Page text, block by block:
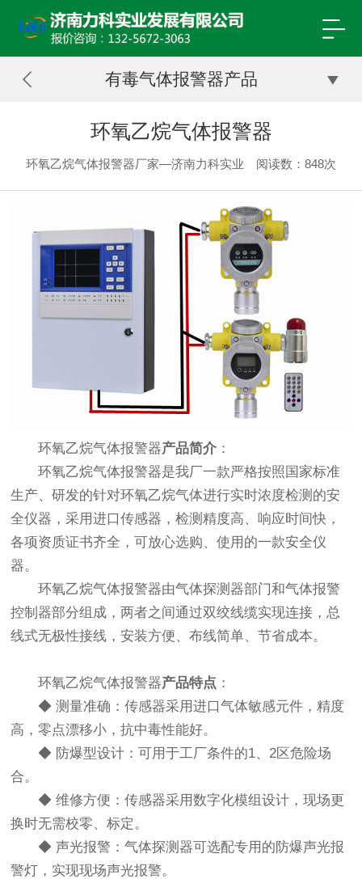
有毒气体报警器产品
环氧乙烷气体报警器
环氧乙烷气体报警器厂家—济南力科实业 阅读数： 848次
环氧乙烷气体报警器产品简介 ：
环氧乙烷气体报警器是我厂一款严格按照国家标准
生产、研发的针对环氧乙烷气体进行实时浓度检测的安
全仪器，采用进口传感器，检测精度高、响应时间快，
各项资质证书齐全，可放心选购、使用的一款安全仪
器。
环氧乙烷气体报警器由气体探测器部门和气体报警
控制器部分组成，两者之间通过双绞线缆实现连接，总
线式无极性接线，安装方便、布线简单、节省成本。
环氧乙烷气体报警器产品特点 ：
◆ 测量准确：传感器采用进口气体敏感元件，精度
高，零点漂移小，抗中毒性能好。
◆ 防爆型设计：可用于工厂条件的1、2区危险场
合。
◆ 维修方便：传感器采用数字化模组设计，现场更
换时无需校零、标定。
◆ 声光报警：气体探测器可选配专用的防爆声光报
警灯，实现现场声光报警。